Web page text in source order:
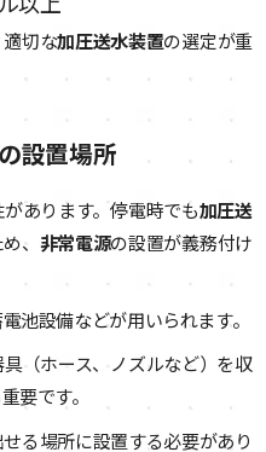
切な加圧送水装置の選定が重
設置場所
あります。停電時でも加圧送
、 非常電源の設置が義務付け
池設備などが用いられます。
（ホース、ノズルなど）を収
要です。
る場所に設置する必要があり